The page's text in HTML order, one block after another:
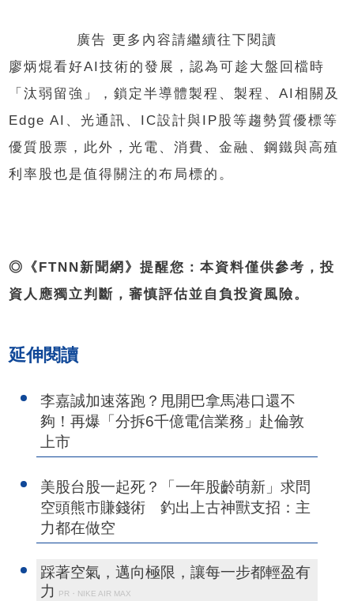
廣告 更多內容請繼續往下閱讀
廖炳焜看好AI技術的發展，認為可趁大盤回檔時
「汰弱留強」，鎖定半導體製程、製程、AI相關及
Edge AI、光通訊、IC設計與IP股等趨勢質優標等
優質股票，此外，光電、消費、金融、鋼鐵與高殖
利率股也是值得關注的布局標的。
◎《FTNN新聞網》提醒您：本資料僅供參考，投
資人應獨立判斷，審慎評估並自負投資風險。
延伸閱讀
李嘉誠加速落跑？甩開巴拿馬港口還不
夠！再爆「分拆6千億電信業務」赴倫敦
上市
美股台股一起死？「一年股齡萌新」求問
空頭熊市賺錢術 釣出上古神獸支招：主
力都在做空
踩著空氣，邁向極限，讓每一步都輕盈有
力
PR・NIKE AIR MAX